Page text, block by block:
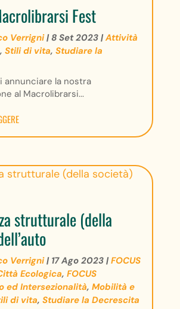
Fest
Verrigni|8 Set 2023|Attività
, Stili di vita, Studiare la
annunciare la nostra
al Macrolibrarsi...
strutturale (della
Verrigni| 17 Ago 2023|FOCUS
Ecologica, FOCUS
ed Intersezionalità, Mobilità e
di vita, Studiare la Decrescita